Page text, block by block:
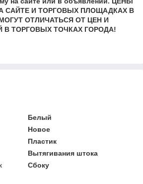
САЙТЕ И ТОРГОВЫХ ПЛОЩАДКАХ В
ОТЛИЧАТЬСЯ ОТ ЦЕН И
В ТОРГОВЫХ ТОЧКАХ ГОРОДА!
Белый
Новое
Пластик
Вытягивания штока
Сбоку